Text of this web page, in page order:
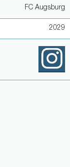
FC Augsburg
2029